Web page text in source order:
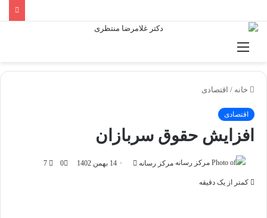
منو
خانه / اقتصادی
اقتصادی
افزایش حقوق سربازان
مرکز رسانه
Send 14 بهمن 1402 0
کمتر از یک دقیقه